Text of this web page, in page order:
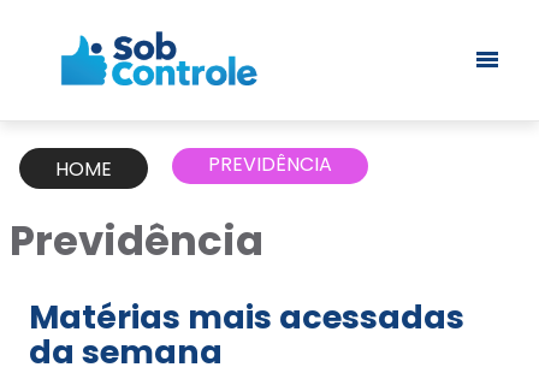
HOME PREVIDÊNCIA
Previdência
Matérias mais acessadas
da semana